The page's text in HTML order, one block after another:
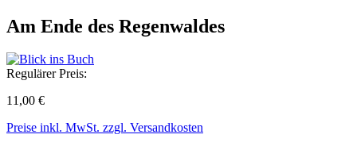
Am Ende des Regenwaldes
Regulärer Preis:
11,00 €
Preise inkl. MwSt. zzgl. Versandkosten